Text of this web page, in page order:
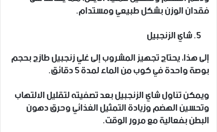
فقدان الوزن بشكل طبيعي ومستدام.
شاي الزنجبيل
إلى هذا، يحتاج تجهيز المشروب إلى غلي زنجبيل طازج بحجم
بوصة واحدة في كوب من الماء لمدة 5 دقائق.
ويمكن تناول شاي الزنجبيل بعد تصفيته لتقليل الالتهاب
وتحسين الهضم وزيادة التمثيل الغذائي وحرق دهون
البطن بفعالية مع مرور الوقت.